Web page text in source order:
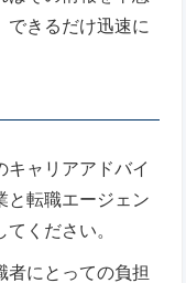
できるだけ迅速に
キャリアアドバイ
と転職エージェン
ください。
者にとっての負担